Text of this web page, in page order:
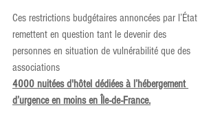
Ces restrictions budgétaires annoncées par l’État
remettent en question tant le devenir des
personnes en situation de vulnérabilité que des
associations
4000 nuitées d'hôtel dédiées à l’hébergement
d’urgence en moins en Île-de-France.